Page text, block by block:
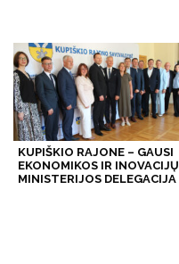
KUPIŠKIO RAJONE – GAUSI
EKONOMIKOS IR INOVACIJŲ
MINISTERIJOS DELEGACIJA